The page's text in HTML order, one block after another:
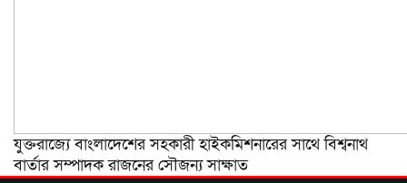
যুক্তরাজ্যে বাংলাদেশের সহকারী হাইকমিশনারের সাথে বিশ্বনাথ
বার্তার সম্পাদক রাজনের সৌজন্য সাক্ষাত